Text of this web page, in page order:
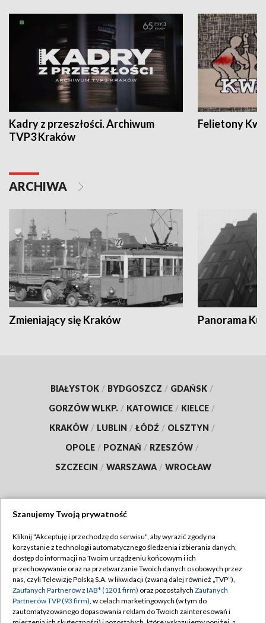
Kadry z przeszłości. Archiwum
TVP3 Kraków
Felietony
ARCHIWA
Zmieniający się Kraków Panorama
BIAŁYSTOK / BYDGOSZCZ / GDAŃSK /
GORZÓW WLKP. / KATOWICE / KIELCE /
KRAKÓW / LUBLIN / ŁÓDŹ / OLSZTYN /
OPOLE / POZNAŃ / RZESZÓW /
SZCZECIN / WARSZAWA / WROCŁAW
TVP
Abonament TVP
Emisja w TVP
Centrum informacji TVP
Regulamin TVP
Polityka prywatności
Moje zgody
Szanujemy Twoją prywatność
Kliknij "Akceptuję i przechodzę do serwisu", aby wyrazić zgody na
korzystanie z technologii automatycznego śledzenia i zbierania danych,
dostęp do informacji na Twoim urządzeniu końcowym i ich
przechowywanie oraz na przetwarzanie Twoich danych osobowych przez
nas, czyli Telewizję Polską S.A. w likwidacji (zwaną dalej również „TVP”),
Zaufanych Partnerów z IAB* (1201 firm) oraz pozostałych Zaufanych
Partnerów TVP (93 firm), w celach marketingowych (w tym do
zautomatyzowanego dopasowania reklam do Twoich zainteresowań i